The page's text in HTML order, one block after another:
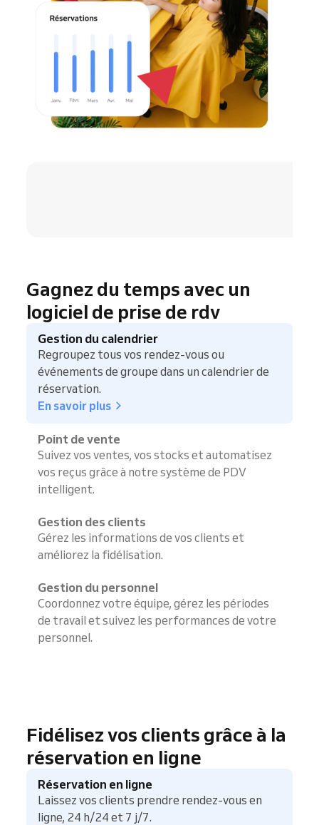
Gagnez du temps avec un
logiciel de prise de rdv
Gestion du calendrier
Regroupez tous vos rendez-vous ou
événements de groupe dans un calendrier de
réservation.
En savoir plus
Point de vente
Suivez vos ventes, vos stocks et automatisez
vos reçus grâce à notre système de PDV
intelligent.
Gestion des clients
Gérez les informations de vos clients et
améliorez la fidélisation.
Gestion du personnel
Coordonnez votre équipe, gérez les périodes
de travail et suivez les performances de votre
personnel.
Fidélisez vos clients grâce à la
réservation en ligne
Réservation en ligne
Laissez vos clients prendre rendez-vous en
ligne, 24 h/24 et 7 j/7.